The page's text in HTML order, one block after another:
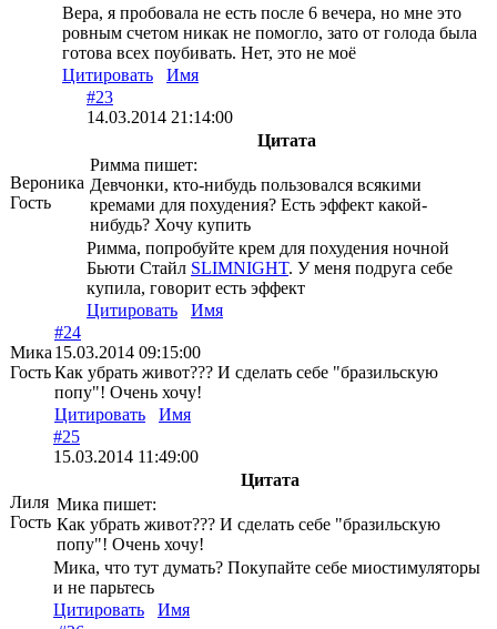
Вера, я пробовала не есть после 6 вечера, но мне это
ровным счетом никак не помогло, зато от голода была
готова всех поубивать. Нет, это не моё
Цитировать
Имя
Вероника
Гость
#23
14.03.2014 21:14:00
Цитата
Римма пишет:
Девчонки, кто-нибудь пользовался всякими
кремами для похудения? Есть эффект какой-
нибудь? Хочу купить
Римма, попробуйте крем для похудения ночной
Бьюти Стайл SLIMNIGHT. У меня подруга себе
купила, говорит есть эффект
Цитировать
Имя
Мика
Гость
#24
15.03.2014 09:15:00
Как убрать живот??? И сделать себе "бразильскую
попу"! Очень хочу!
Цитировать
Имя
Лиля
Гость
#25
15.03.2014 11:49:00
Цитата
Мика пишет:
Как убрать живот??? И сделать себе "бразильскую
попу"! Очень хочу!
Мика, что тут думать? Покупайте себе миостимуляторы
и не парьтесь
Цитировать
Имя